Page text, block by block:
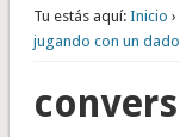
Tu estás aquí: Inicio ›
jugando con un dado